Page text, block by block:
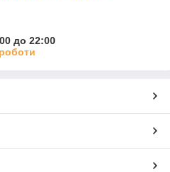
до 22:00